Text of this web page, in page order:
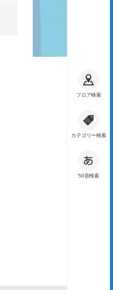
フロア検索
カテゴリー検索
50音検索